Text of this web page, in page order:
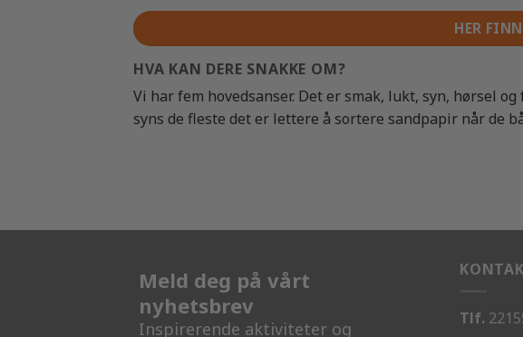
HER
HVA KAN DERE SNAKKE OM?
Vi har fem hovedsanser. Det er smak, lukt, syn, hørsel
syns de fleste det er lettere å sortere sandpapir når de
Meld deg på vårt
nyhetsbrev
Inspirerende aktiviteter og Tlf.